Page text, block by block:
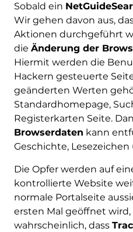
Sobald ein
Wir gehen davon aus,
Aktionen durchgeführt
die Änderung der
Hiermit werden die
Hackern gesteuerte
geänderten Werten
Standardhomepage,
Registerkarten Seite.
Browserdaten kann
Geschichte, Lesezeichen
Die Opfer werden auf
kontrollierte Website
normale Portalseite
ersten Mal geöffnet wird,
wahrscheinlich, dass